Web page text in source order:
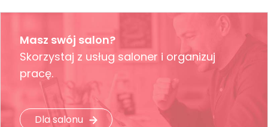
Masz swój salon?
Skorzystaj z usług saloner i organizuj
pracę.
Dla salonu